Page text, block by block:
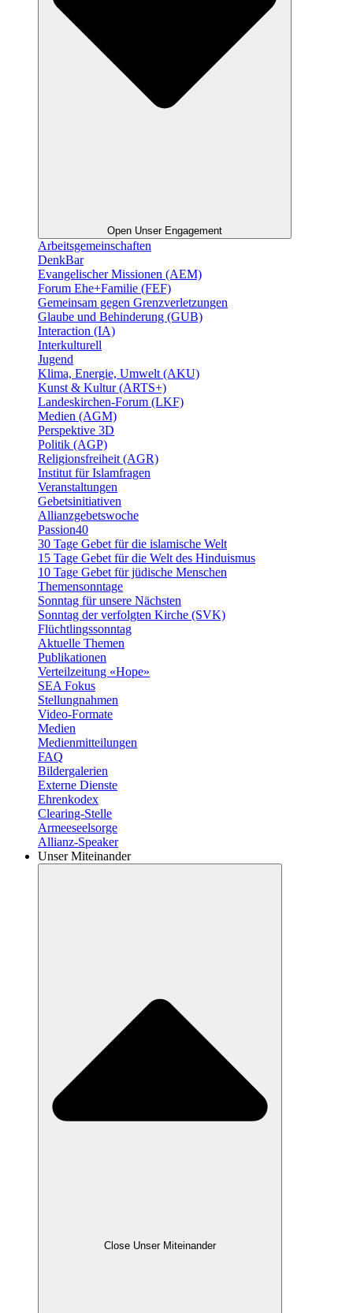
Open Unser Engagement
Arbeitsgemeinschaften
DenkBar
Evangelischer Missionen (AEM)
Forum Ehe+Familie (FEF)
Gemeinsam gegen Grenzverletzungen
Glaube und Behinderung (GUB)
Interaction (IA)
Interkulturell
Jugend
Klima, Energie, Umwelt (AKU)
Kunst & Kultur (ARTS+)
Landeskirchen-Forum (LKF)
Medien (AGM)
Perspektive 3D
Politik (AGP)
Religionsfreiheit (AGR)
Institut für Islamfragen
Veranstaltungen
Gebetsinitiativen
Allianzgebetswoche
Passion40
30 Tage Gebet für die islamische Welt
15 Tage Gebet für die Welt des Hinduismus
10 Tage Gebet für jüdische Menschen
Themensonntage
Sonntag für unsere Nächsten
Sonntag der verfolgten Kirche (SVK)
Flüchtlingssonntag
Aktuelle Themen
Publikationen
Verteilzeitung «Hope»
SEA Fokus
Stellungnahmen
Video-Formate
Medien
Medienmitteilungen
FAQ
Bildergalerien
Externe Dienste
Ehrenkodex
Clearing-Stelle
Armeeseelsorge
Allianz-Speaker
Unser Miteinander
Close Unser Miteinander